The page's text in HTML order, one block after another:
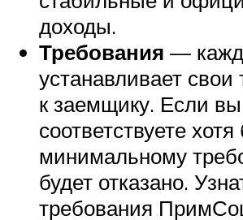
доходы.
Требования —
устанавливает свои
к заемщику. Если
соответствуете
минимальному
будет отказано.
требования